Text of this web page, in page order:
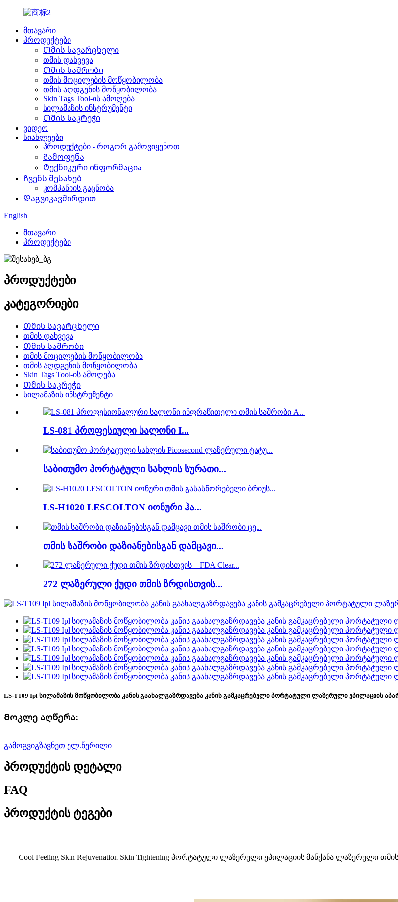
მთავარი
პროდუქტები
Თმის სავარცხელი
თმის დახვევა
Თმის საშრობი
თმის მოცილების მოწყობილობა
თმის აღდგენის მოწყობილობა
Skin Tags Tool-ის ამოღება
სილამაზის ინსტრუმენტი
Თმის საკრეჭი
ვიდეო
სიახლეები
პროდუქტები - როგორ გამოვიყენოთ
Გამოფენა
Ტექნიკური ინფორმაცია
Ჩვენს შესახებ
კომპანიის გაცნობა
Დაგვიკავშირდით
English
მთავარი
პროდუქტები
პროდუქტები
კატეგორიები
Თმის სავარცხელი
თმის დახვევა
Თმის საშრობი
თმის მოცილების მოწყობილობა
თმის აღდგენის მოწყობილობა
Skin Tags Tool-ის ამოღება
Თმის საკრეჭი
სილამაზის ინსტრუმენტი
LS-081 პროფესიული სალონი I...
საბითუმო პორტატული სახლის სურათი...
LS-H1020 LESCOLTON იონური ჰა...
თმის საშრობი დაზიანებისგან დამცავი...
272 ლაზერული ქუდი თმის ზრდისთვის...
LS-T109 Ipl სილამაზის მოწყობილობა კანის გაახალგაზრდავება კანის გამკაცრებელი პორტატული ლაზერული ეპილაციის
Მოკლე აღწერა:
გამოგვიგზავნეთ ელ.წერილი
პროდუქტის დეტალი
FAQ
პროდუქტის ტეგები
Cool Feeling Skin Rejuvenation Skin Tightening პორტატული ლაზერული ეპილაციის მანქანა ლაზერული